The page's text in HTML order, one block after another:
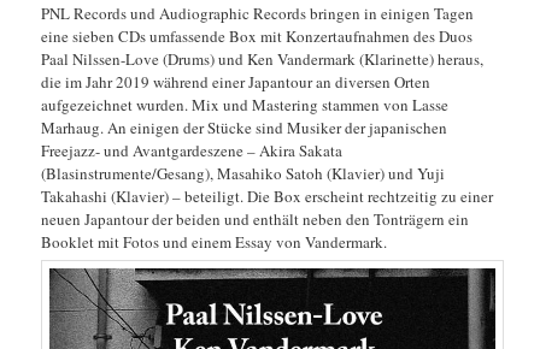
PNL Records und Audiographic Records bringen in einigen Tagen
eine sieben CDs umfassende Box mit Konzertaufnahmen des Duos
Paal Nilssen-Love (Drums) und Ken Vandermark (Klarinette) heraus,
die im Jahr 2019 während einer Japantour an diversen Orten
aufgezeichnet wurden. Mix und Mastering stammen von Lasse
Marhaug. An einigen der Stücke sind Musiker der japanischen
Freejazz- und Avantgardeszene – Akira Sakata
(Blasinstrumente/Gesang), Masahiko Satoh (Klavier) und Yuji
Takahashi (Klavier) – beteiligt. Die Box erscheint rechtzeitig zu einer
neuen Japantour der beiden und enthält neben den Tonträgern ein
Booklet mit Fotos und einem Essay von Vandermark.